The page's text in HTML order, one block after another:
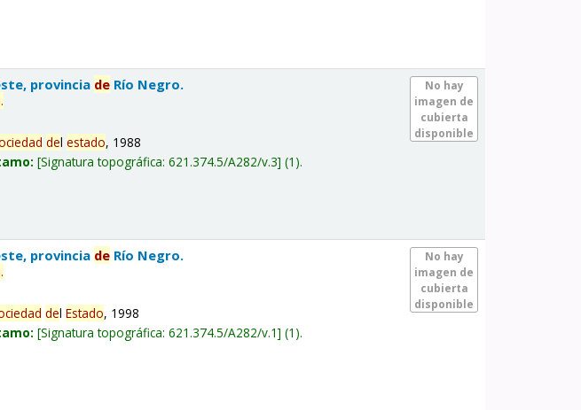
No hay
imagen de
cubierta
disponible
provincia de Río Negro.
.
delestado, 1988
Signatura topográfica:621.374.5/A282/v.3 (1).
No hay
imagen de
cubierta
disponible
provincia de Río Negro.
.
delEstado, 1998
Signatura topográfica:621.374.5/A282/v.1 (1).